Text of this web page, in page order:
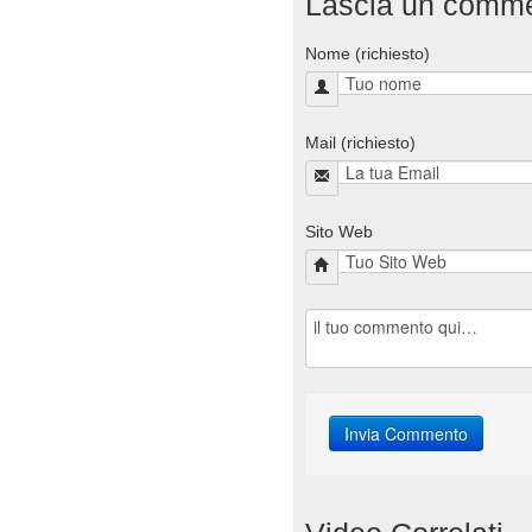
Nome (richiesto)
Mail (richiesto)
Sito Web